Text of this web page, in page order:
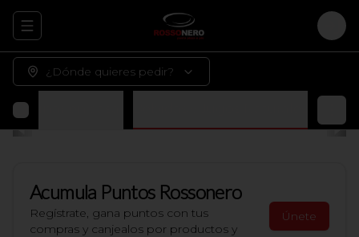
Abrir menu de navegación
¿Dónde quieres pedir?
en casa)
Acumula Puntos Rossonero
Regístrate, gana puntos con tus
compras y canjealos por productos y
Únete